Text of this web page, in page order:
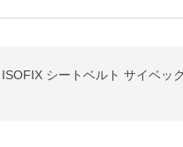
シートベルト サイベッ